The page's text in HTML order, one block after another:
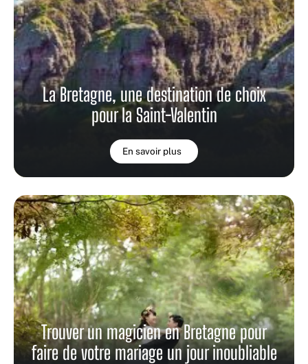
La Bretagne, une destination de choix
pour la Saint-Valentin
En savoir plus
Trouver un magicien en Bretagne pour
faire de votre mariage un jour inoubliable